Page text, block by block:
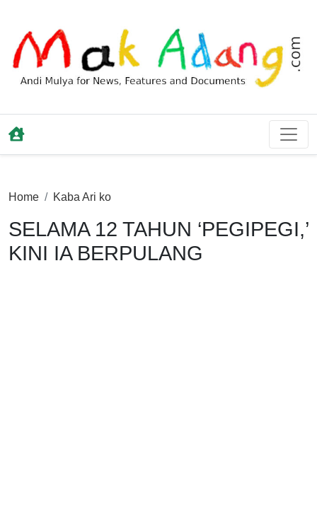
Home Kaba Ari ko
SELAMA 12 TAHUN ‘PEGIPEGI,’
KINI IA BERPULANG